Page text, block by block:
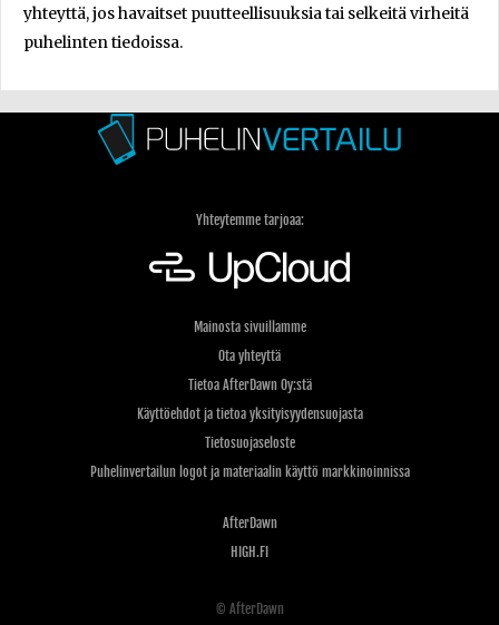
yhteyttä, jos havaitset puutteellisuuksia tai selkeitä virheitä
puhelinten tiedoissa.
Yhteytemme tarjoaa:
Mainosta sivuillamme
Ota yhteyttä
Tietoa AfterDawn Oy:stä
Käyttöehdot ja tietoa yksityisyydensuojasta
Tietosuojaseloste
Puhelinvertailun logot ja materiaalin käyttö markkinoinnissa
AfterDawn
HIGH.FI
© AfterDawn